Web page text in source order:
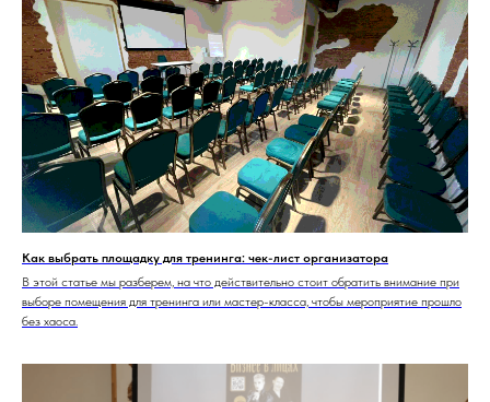
Как выбрать площадку для тренинга: чек-лист организатора
В этой статье мы разберем, на что действительно стоит обратить внимание при
выборе помещения для тренинга или мастер-класса, чтобы мероприятие прошло
без хаоса.